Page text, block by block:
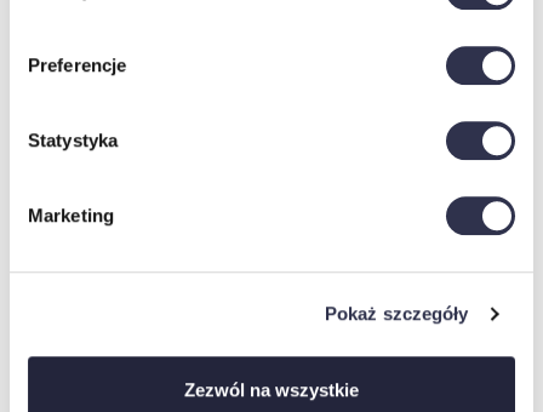
Preferencje
Statystyka
Marketing
Pokaż szczegóły
Zezwól na wszystkie
Specyfikacje
150 cm (szer.) x 82 cm (wys.) x 40
WYSOKOŚĆ NÓG 10 cm
UWAGI
wnoszenia mebli do mieszkań ani
na piętra – prosimy przygotować
10-15 dni roboczych